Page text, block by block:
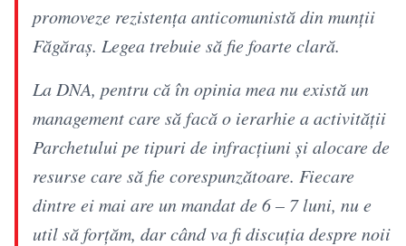
promoveze rezistența anticomunistă din munții
Făgăraș. Legea trebuie să fie foarte clară.
La DNA, pentru că în opinia mea nu există un
management care să facă o ierarhie a activității
Parchetului pe tipuri de infracțiuni și alocare de
resurse care să fie corespunzătoare. Fiecare
dintre ei mai are un mandat de 6 – 7 luni, nu e
util să forțăm, dar când va fi discuția despre noii